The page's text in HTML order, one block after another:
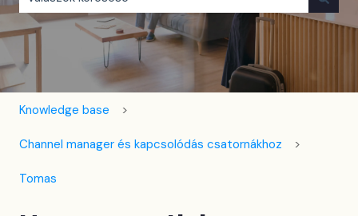
Nincs javaslat, mert üres a keresőmező.
Knowledge base
Channel manager és kapcsolódás csatornákhoz
Tomas